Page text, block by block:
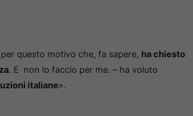
questo motivo che, fa sapere, ha chiesto
. E non lo faccio per me. – ha voluto
italiane